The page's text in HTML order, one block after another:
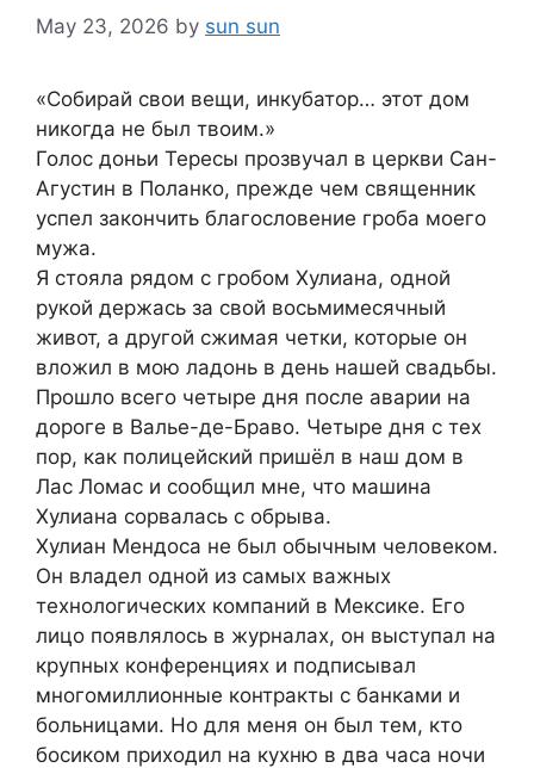
May 23, 2026 by sun sun
«Собирай свои вещи, инкубатор… этот дом
никогда не был твоим.»
Голос доньи Тересы прозвучал в церкви Сан-
Агустин в Поланко, прежде чем священник
успел закончить благословение гроба моего
мужа.
Я стояла рядом с гробом Хулиана, одной
рукой держась за свой восьмимесячный
живот, а другой сжимая четки, которые он
вложил в мою ладонь в день нашей свадьбы.
Прошло всего четыре дня после аварии на
дороге в Валье-де-Браво. Четыре дня с тех
пор, как полицейский пришёл в наш дом в
Лас Ломас и сообщил мне, что машина
Хулиана сорвалась с обрыва.
Хулиан Мендоса не был обычным человеком.
Он владел одной из самых важных
технологических компаний в Мексике. Его
лицо появлялось в журналах, он выступал на
крупных конференциях и подписывал
многомиллионные контракты с банками и
больницами. Но для меня он был тем, кто
босиком приходил на кухню в два часа ночи